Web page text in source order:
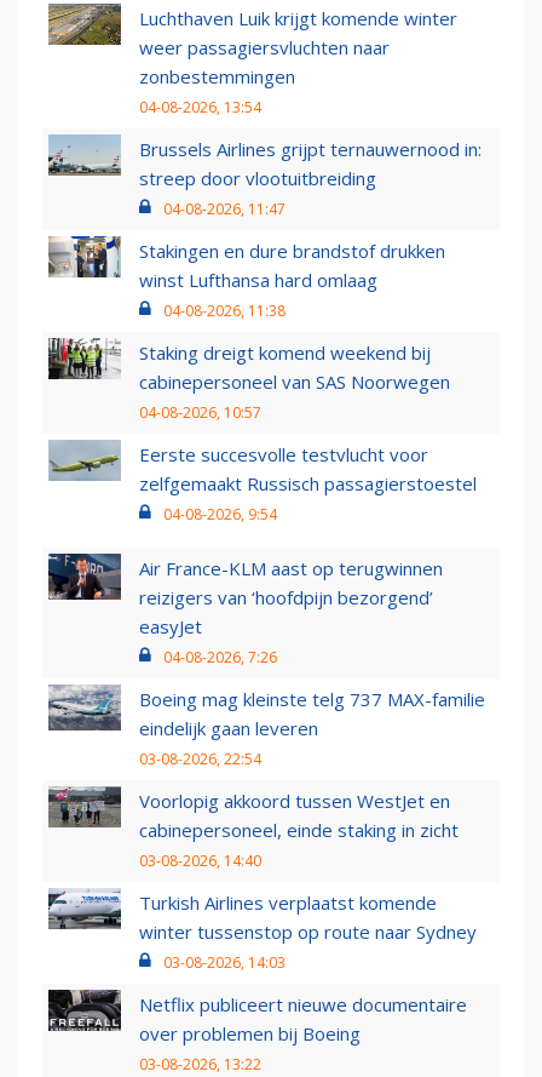
Luchthaven Luik krijgt komende winter
weer passagiersvluchten naar
zonbestemmingen
04-08-2026, 13:54
Brussels Airlines grijpt ternauwernood in:
streep door vlootuitbreiding
04-08-2026, 11:47
Stakingen en dure brandstof drukken
winst Lufthansa hard omlaag
04-08-2026, 11:38
Staking dreigt komend weekend bij
cabinepersoneel van SAS Noorwegen
04-08-2026, 10:57
Eerste succesvolle testvlucht voor
zelfgemaakt Russisch passagierstoestel
04-08-2026, 9:54
Air France-KLM aast op terugwinnen
reizigers van ‘hoofdpijn bezorgend’
easyJet
04-08-2026, 7:26
Boeing mag kleinste telg 737 MAX-familie
eindelijk gaan leveren
03-08-2026, 22:54
Voorlopig akkoord tussen WestJet en
cabinepersoneel, einde staking in zicht
03-08-2026, 14:40
Turkish Airlines verplaatst komende
winter tussenstop op route naar Sydney
03-08-2026, 14:03
Netflix publiceert nieuwe documentaire
over problemen bij Boeing
03-08-2026, 13:22